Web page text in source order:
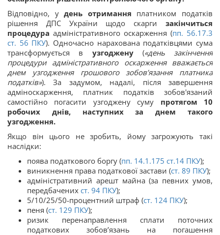
Відповідно, удень отримання платником податків
рішення ДПС України щодо скарги закінчиться
процедура адміністративного оскарження (пп. 56.17.3
ст. 56 ПКУ). Одночасно нарахована податківцями сума
трансформується в узгоджену(«день закінчення
процедури адміністративного оскарження вважається
днем узгодження грошового зобов’язання платника
податків»). За задумом, надалі, після завершення
адміноскарження, платник податків зобов'язаний
самостійно погасити узгоджену суму протягом 10
робочих днів, наступних за днем такого
узгодження.
Якщо він цього не зробить, йому загрожують такі
наслідки:
поява податкового боргу (пп. 14.1.175 ст.14 ПКУ);
виникнення права податкової застави (ст. 89 ПКУ);
адміністративний арешт майна (за певних умов,
передбачених ст. 94 ПКУ);
5/10/25/50-процентний штраф (ст. 124 ПКУ);
пеня (ст. 129 ПКУ);
ризик перенаправлення сплати поточних
податкових зобов’язань на погашення